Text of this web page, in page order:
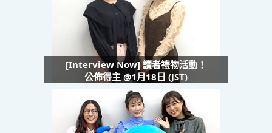
[Interview Now] 讀者禮物活動！
公佈得主 @1月18日 (JST)